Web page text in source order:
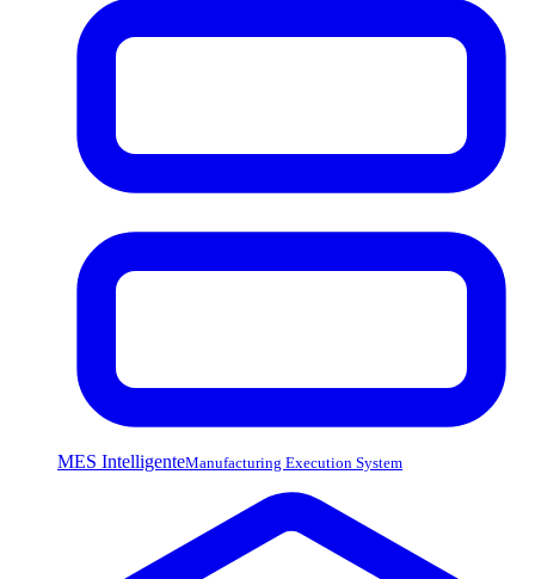
MES IntelligenteManufacturing Execution System